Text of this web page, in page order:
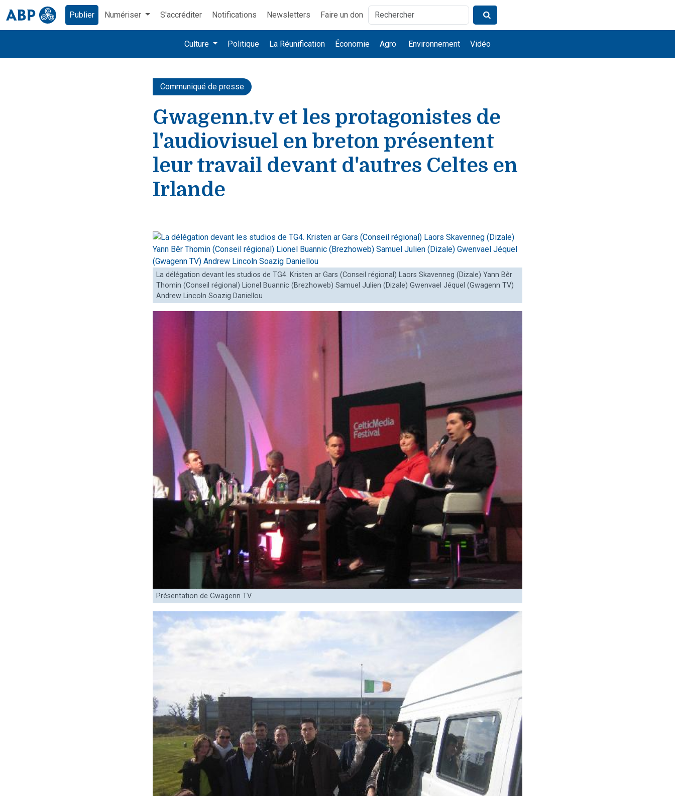
Publier Numériser S'accréditer Notifications Newsletters Faire un don
Culture Politique La Réunification Économie Agro Environnement Vidéo
Communiqué de presse
Gwagenn.tv et les protagonistes de
l'audiovisuel en breton présentent
leur travail devant d'autres Celtes en
Irlande
La délégation devant les studios de TG4. Kristen ar Gars (Conseil régional) Laors Skavenneg (Dizale) Yann Bêr
Thomin (Conseil régional) Lionel Buannic (Brezhoweb) Samuel Julien (Dizale) Gwenvael Jéquel (Gwagenn TV)
Andrew Lincoln Soazig Daniellou
Présentation de Gwagenn TV.